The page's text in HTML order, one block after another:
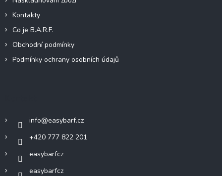
Kontakty
Co je B.A.R.F.
Obchodní podmínky
Podmínky ochrany osobních údajů
info@easybarf.cz
+420 777 822 201
easybarfcz
easybarfcz